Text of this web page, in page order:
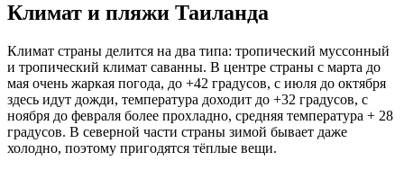
Климат и пляжи Таиланда
Климат страны делится на два типа: тропический муссонный
и тропический климат саванны. В центре страны с марта до
мая очень жаркая погода, до +42 градусов, с июля до октября
здесь идут дожди, температура доходит до +32 градусов, с
ноября до февраля более прохладно, средняя температура + 28
градусов. В северной части страны зимой бывает даже
холодно, поэтому пригодятся тёплые вещи.